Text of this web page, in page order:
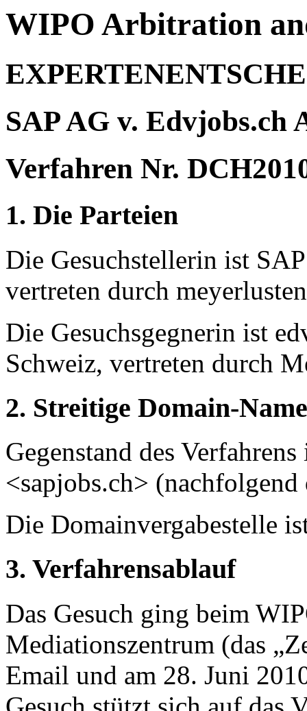
WIPO Arbitration
SAP AG v. Edvjobs.ch
Verfahren Nr.
1. Die Parteien
Die Gesuchstellerin ist
vertreten durch
Die Gesuchsgegnerin ist
Schweiz, vertreten durch
2. Streitige Domain-Name
Gegenstand des
<sapjobs.ch>
Die Domainvergabestelle
3. Verfahrensablauf
Das Gesuch ging beim
Mediationszentrum (das
Email und am 28. Juni